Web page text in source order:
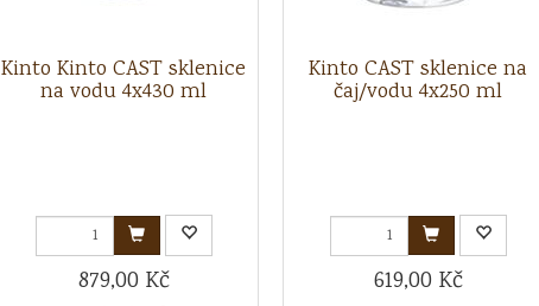
Kinto Kinto CAST sklenice
na vodu 4x430 ml
879,00 Kč
Kinto CAST sklenice na
čaj/vodu 4x250 ml
619,00 Kč